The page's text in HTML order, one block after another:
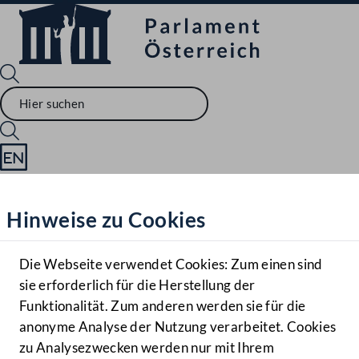
Hilfe
Benutzer
Navigationsmenü öffnen
MENÜ
Hinweise zu Cookies
Die Webseite verwendet Cookies: Zum einen sind
sie erforderlich für die Herstellung der
Funktionalität. Zum anderen werden sie für die
anonyme Analyse der Nutzung verarbeitet. Cookies
zu Analysezwecken werden nur mit Ihrem